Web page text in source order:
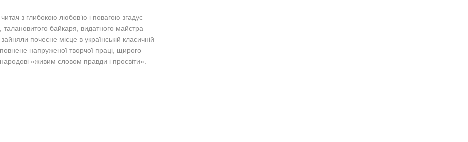
з глибокою любов’ю і повагою згадує
талановитого байкаря, видатного майстра
почесне місце в українській класичній
напруженої творчої праці, щирого
«живим словом правди і просвіти».